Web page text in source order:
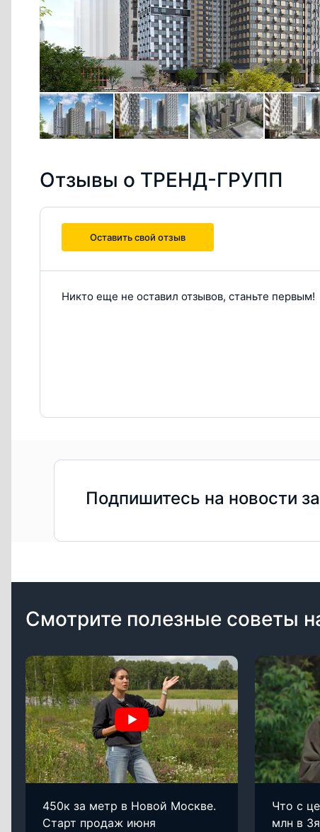
Отзывы о ТРЕНД-ГРУПП
Оставить свой отзыв
Никто еще не оставил отзывов, станьте первым!
Подпишитесь на новости
Смотрите полезные советы
450к за метр в Новой Москве.
Старт продаж июня
Что с
млн в